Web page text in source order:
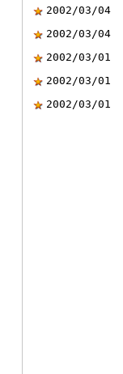
2002/03/04
2002/03/04
2002/03/01
2002/03/01
2002/03/01